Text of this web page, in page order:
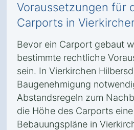
Voraussetzungen für
Carports in
Bevor ein Carport gebaut
bestimmte rechtliche
sein. In Vierkirchen
Baugenehmigung
Abstandsregeln zum
die Höhe des Carports
Bebauungspläne in